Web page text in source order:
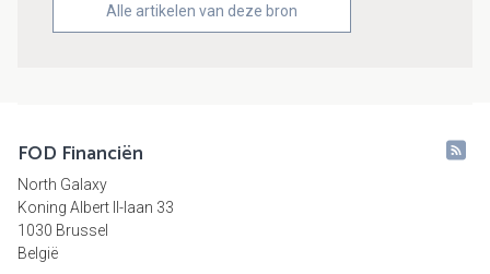
Alle artikelen van deze bron
FOD Financiën
North Galaxy
Koning Albert II-laan 33
1030 Brussel
België